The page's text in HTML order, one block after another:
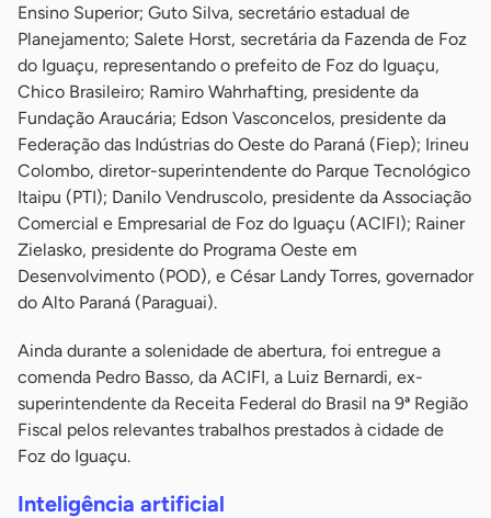
Ensino Superior; Guto Silva, secretário estadual de
Planejamento; Salete Horst, secretária da Fazenda de Foz
do Iguaçu, representando o prefeito de Foz do Iguaçu,
Chico Brasileiro; Ramiro Wahrhafting, presidente da
Fundação Araucária; Edson Vasconcelos, presidente da
Federação das Indústrias do Oeste do Paraná (Fiep); Irineu
Colombo, diretor-superintendente do Parque Tecnológico
Itaipu (PTI); Danilo Vendruscolo, presidente da Associação
Comercial e Empresarial de Foz do Iguaçu (ACIFI); Rainer
Zielasko, presidente do Programa Oeste em
Desenvolvimento (POD), e César Landy Torres, governador
do Alto Paraná (Paraguai).
Ainda durante a solenidade de abertura, foi entregue a
comenda Pedro Basso, da ACIFI, a Luiz Bernardi, ex-
superintendente da Receita Federal do Brasil na 9ª Região
Fiscal pelos relevantes trabalhos prestados à cidade de
Foz do Iguaçu.
Inteligência artificial